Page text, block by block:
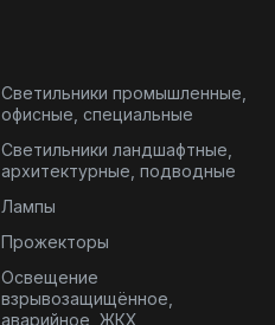
Светильники промышленные,
офисные, специальные
Светильники ландшафтные,
архитектурные, подводные
Лампы
Прожекторы
Освещение
взрывозащищённое,
аварийное, ЖКХ